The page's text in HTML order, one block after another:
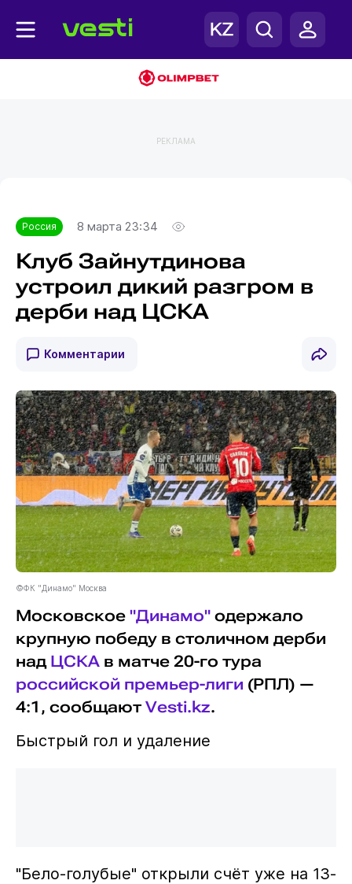
РЕКЛАМА
Россия 8 марта 23:34
Клуб Зайнутдинова
устроил дикий разгром в
дерби над ЦСКА
Комментарии
©ФК "Динамо" Москва
Московское "Динамо"одержало
крупную победу в столичном дерби
над ЦСКАв матче 20-го тура
российской премьер-лиги (РПЛ) —
4:1, сообщают Vesti.kz.
Быстрый гол и удаление
"Бело-голубые" открыли счёт уже на 13-